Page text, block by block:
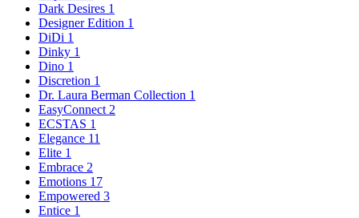
Dark Desires 1
Designer Edition 1
DiDi 1
Dinky 1
Dino 1
Discretion 1
Dr. Laura Berman Collection 1
EasyConnect 2
ECSTAS 1
Elegance 11
Elite 1
Embrace 2
Emotions 17
Empowered 3
Entice 1